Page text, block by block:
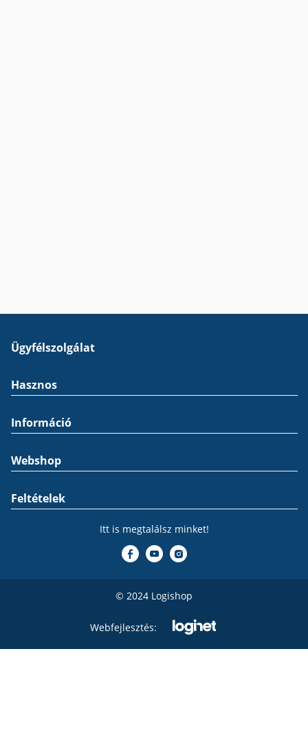
Ügyfélszolgálat
Hasznos
Információ
Webshop
Feltételek
Itt is megtalálsz minket!
© 2024 Logishop
Webfejlesztés: